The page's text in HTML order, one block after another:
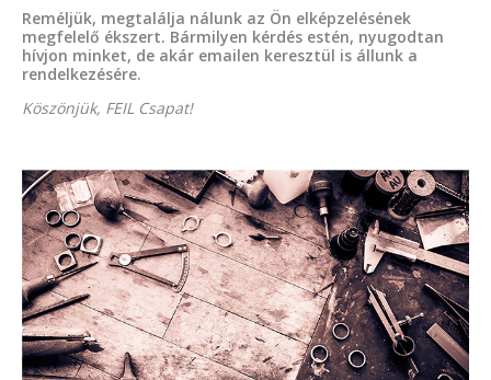
Reméljük, megtalálja nálunk az Ön elképzelésének
megfelelő ékszert. Bármilyen kérdés estén, nyugodtan
hívjon minket, de akár emailen keresztül is állunk a
rendelkezésére.
Köszönjük, FEIL Csapat!